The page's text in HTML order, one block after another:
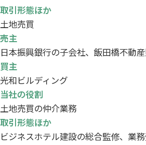
取引形態ほか
土地売買
売主
日本振興銀行の子会社、飯田橋不動
買主
光和ビルディング
当社の役割
土地売買の仲介業務
取引形態ほか
ビジネスホテル建設の総合監修、業